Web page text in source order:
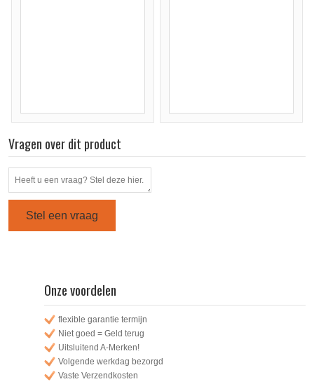
Onze voordelen
flexible garantie termijn
Niet goed = Geld terug
Uitsluitend A-Merken!
Volgende werkdag bezorgd
Vaste Verzendkosten
Vragen over dit product
Stel een vraag